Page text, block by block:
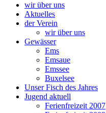
wir über uns
Aktuelles
der Verein
wir über uns
Gewässer
Ems
Emsaue
Emssee
Buxelsee
Unser Fisch des Jahres
Jugend aktuell
Ferienfreizeit 2007